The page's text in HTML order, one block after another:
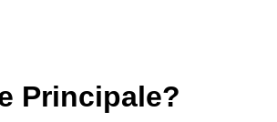
Principale?